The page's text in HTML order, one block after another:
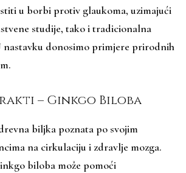
u borbi protiv glaukoma, uzimajući
studije, tako i tradicionalna
nastavku donosimo primjere prirodnih
– Ginkgo Biloba
biljka poznata po svojim
na cirkulaciju i zdravlje mozga.
biloba može pomoći